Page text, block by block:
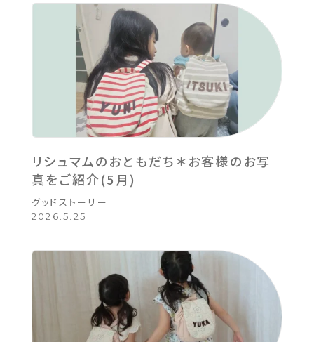
リシュマムのおともだち＊お客様のお写
真をご紹介(5月)
グッドストーリー
2026.5.25